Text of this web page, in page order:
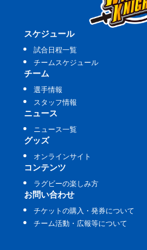
スケジュール
試合日程一覧
チームスケジュール
チーム
選手情報
スタッフ情報
ニュース
ニュース一覧
グッズ
オンラインサイト
コンテンツ
ラグビーの楽しみ方
お問い合わせ
チケットの購入・発券について
チーム活動・広報等について